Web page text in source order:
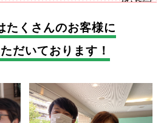
たくさんのお客様に
だいております！